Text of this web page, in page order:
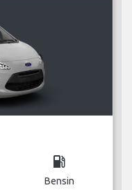
local_gas_station
Bensin